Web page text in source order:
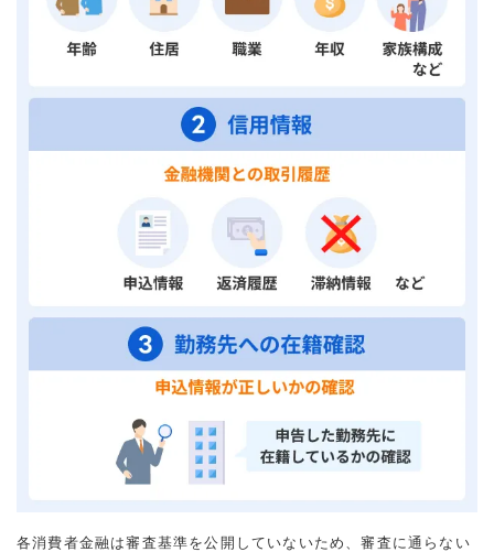
各消費者金融は審査基準を公開していないため、審査に通らない